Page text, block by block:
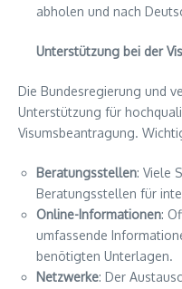
abholen und nach
Unterstützung bei der
Die Bundesregierung und
Unterstützung für
Visumsbeantragung.
Beratungsstellen: Viele
Beratungsstellen für
Online-Informationen:
umfassende
benötigten Unterlagen.
Netzwerke: Der